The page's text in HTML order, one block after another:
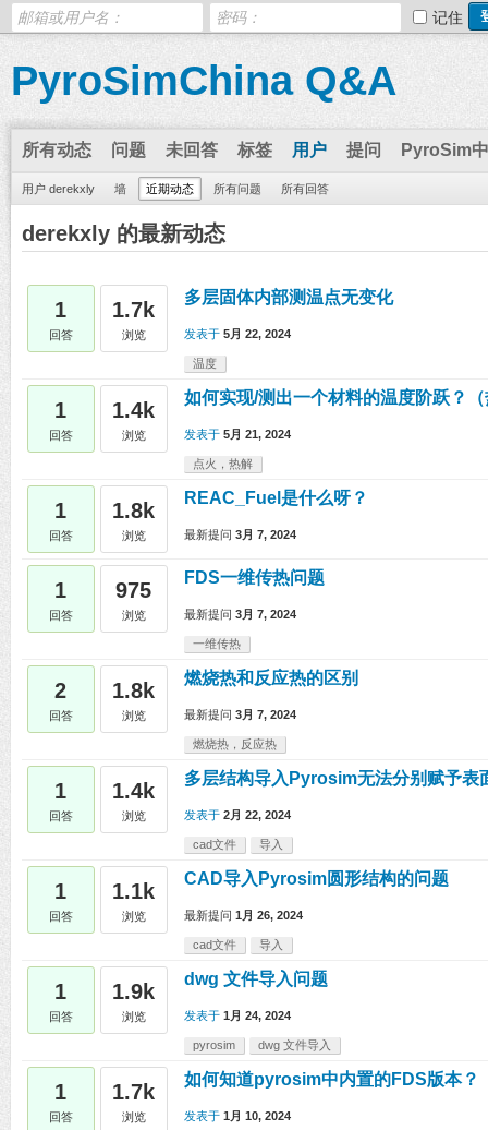
记住
PyroSimChina Q&A
所有动态 问题 未回答 标签 用户 提问 PyroSim
用户 derekxly 墙 近期动态 所有问题 所有回答
derekxly 的最新动态
1
回答
1.7k
浏览
多层固体内部测温点无变化
发表于 5月 22, 2024
温度
1
回答
1.4k
浏览
如何实现/测出一个材料的温度阶跃？
发表于 5月 21, 2024
点火，热解
1
回答
1.8k
浏览
REAC_Fuel是什么呀？
最新提问 3月 7, 2024
1
回答
975
浏览
FDS一维传热问题
最新提问 3月 7, 2024
一维传热
2
回答
1.8k
浏览
燃烧热和反应热的区别
最新提问 3月 7, 2024
燃烧热，反应热
1
回答
1.4k
浏览
多层结构导入Pyrosim无法分别赋予表
发表于 2月 22, 2024
cad文件 导入
1
回答
1.1k
浏览
CAD导入Pyrosim圆形结构的问题
最新提问 1月 26, 2024
cad文件 导入
1
回答
1.9k
浏览
dwg 文件导入问题
发表于 1月 24, 2024
pyrosim dwg 文件导入
1
回答
1.7k
浏览
如何知道pyrosim中内置的FDS版本？
发表于 1月 10, 2024